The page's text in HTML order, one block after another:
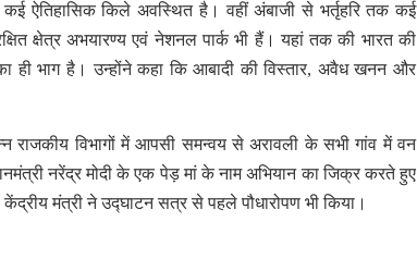
कई ऐतिहासिक किले अवस्थित है। वहीं अंबाजी से भर्तृहरि तक कई
क्षेत्र अभयारण्य एवं नेशनल पार्क भी हैं। यहां तक की भारत की
ही भाग है। उन्होंने कहा कि आबादी की विस्तार, अवैध खनन और
राजकीय विभागों में आपसी समन्वय से अरावली के सभी गांव में वन
नरेंद्र मोदी के एक पेड़ मां के नाम अभियान का जिक्र करते हुए
मंत्री ने उद्घाटन सत्र से पहले पौधारोपण भी किया।